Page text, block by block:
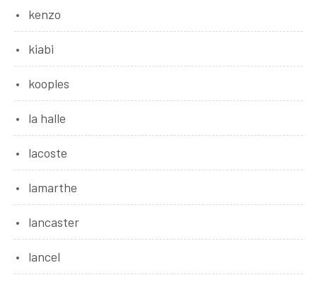
kenzo
kiabi
kooples
la halle
lacoste
lamarthe
lancaster
lancel